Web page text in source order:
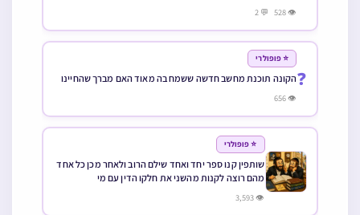
👁 528 💬 2
❓
⭐ פופולרי
הקונה תוכנת מחשב חדשה ששמח בה מאוד האם מברך שהחיינו
👁 656
⭐ פופולרי
שותפין קנו ספר יחד ואחד שילם הרוב ולאחר מכן כל אחד
מהם רוצה לקנות מהשני את חלקו הדין עם מי
👁 3,593